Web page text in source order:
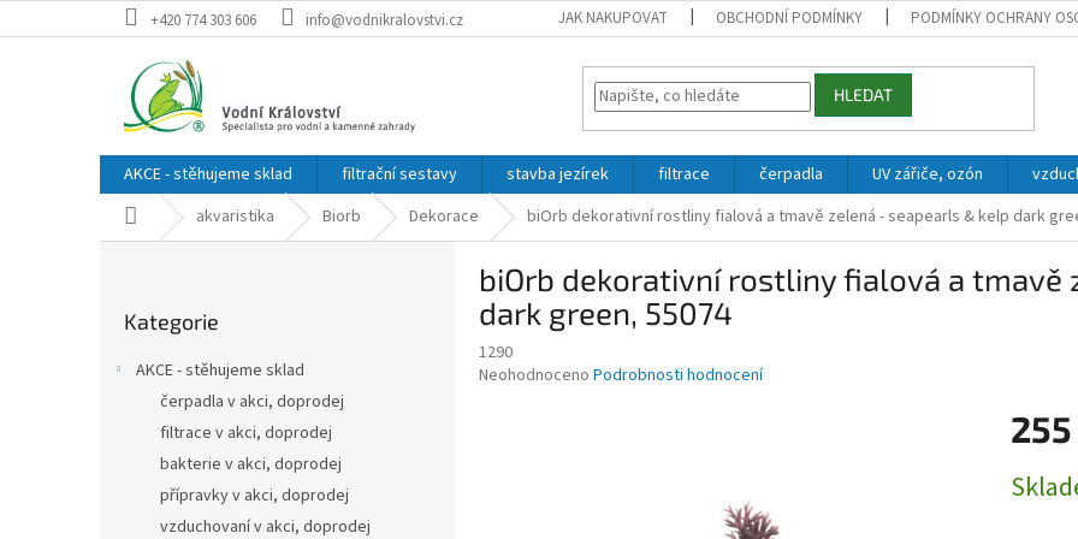
na
+420 774 303 606 info@vodnikralovstvi.cz JAK NAKUPOVAT OBCHODNÍ PODMÍNKY PODMÍNKY OCHRANY
HLEDAT
AKCE - stěhujeme sklad filtrační sestavy stavba jezírek filtrace čerpadla UV zářiče, ozón
Domů akvaristika Biorb Dekorace biOrb dekorativní rostliny fialová a tmavě zelená - seapearls & kelp dark
kategorie
Kategorie
AKCE - stěhujeme sklad
čerpadla v akci, doprodej
filtrace v akci, doprodej
bakterie v akci, doprodej
přípravky v akci, doprodej
vzduchovaní v akci, doprodej
biOrb dekorativní rostliny fialová a tmavě
dark green, 55074
1290
Průměrné
Neohodnoceno Podrobnosti hodnocení
255
cena: